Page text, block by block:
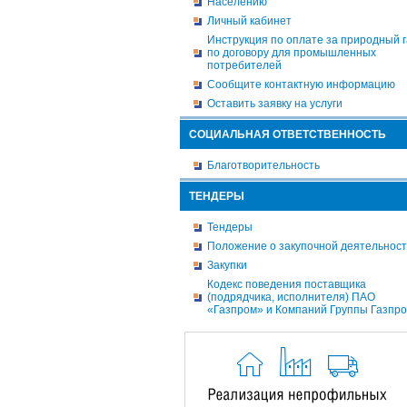
Личный кабинет
Инструкция по оплате за природный
по договору для промышленных
потребителей
Сообщите контактную информацию
Оставить заявку на услуги
СОЦИАЛЬНАЯ ОТВЕТСТВЕННОСТЬ
Благотворительность
ТЕНДЕРЫ
Тендеры
Положение о закупочной
Закупки
Кодекс поведения поставщика
(подрядчика, исполнителя) ПАО
«Газпром» и Компаний Группы